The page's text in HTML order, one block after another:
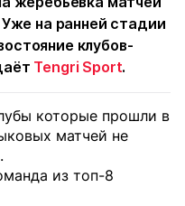
на ранней стадии
клубов-
Tengri Sport.
которые прошли в
матчей не
из топ-8